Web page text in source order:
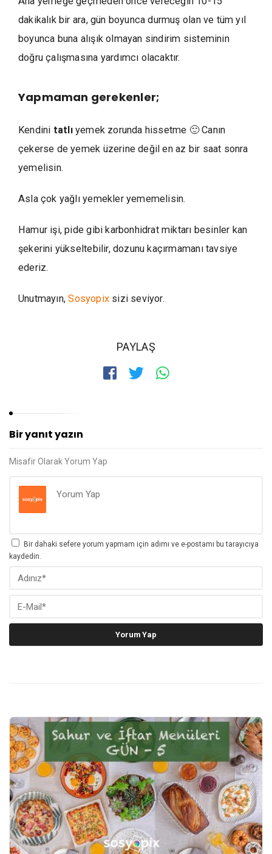
dakikalık bir ara, gün boyunca durmuş olan ve tüm yıl
boyunca buna alışık olmayan sindirim sisteminin
doğru çalışmasına yardımcı olacaktır.
Yapmaman gerekenler;
Kendini tatlıyemek zorunda hissetme 🙂 Canın
çekerse de yemek üzerine değil en az bir saat sonra
yemelisin.
Asla çok yağlı yemekler yememelisin.
Hamur işi, pide gibi karbonhidrat miktarı besinler kan
şekerini yükseltebilir, dozunu kaçırmamanı tavsiye
ederiz.
Unutmayın,Sosyopixsizi seviyor.
PAYLAŞ
Bir yanıt yazın
Misafir Olarak Yorum Yap
Bir dahaki sefere yorum yapmam için adımı ve e-postamı bu tarayıcıya
kaydedin.